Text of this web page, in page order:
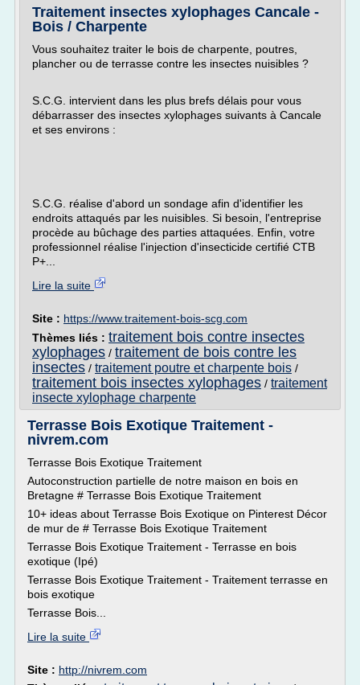
Traitement insectes xylophages Cancale -
Bois / Charpente
Vous souhaitez traiter le bois de charpente, poutres,
plancher ou de terrasse contre les insectes nuisibles ?
S.C.G. intervient dans les plus brefs délais pour vous
débarrasser des insectes xylophages suivants à Cancale
et ses environs :
S.C.G. réalise d'abord un sondage afin d'identifier les
endroits attaqués par les nuisibles. Si besoin, l'entreprise
procède au bûchage des parties attaquées. Enfin, votre
professionnel réalise l'injection d'insecticide certifié CTB
P+...
Lire la suite
Site : https://www.traitement-bois-scg.com
Thèmes liés : traitement bois contre insectes
xylophages / traitement de bois contre les
insectes / traitement poutre et charpente bois /
traitement bois insectes xylophages / traitement
insecte xylophage charpente
Terrasse Bois Exotique Traitement -
nivrem.com
Terrasse Bois Exotique Traitement
Autoconstruction partielle de notre maison en bois en
Bretagne # Terrasse Bois Exotique Traitement
10+ ideas about Terrasse Bois Exotique on Pinterest Décor
de mur de # Terrasse Bois Exotique Traitement
Terrasse Bois Exotique Traitement - Terrasse en bois
exotique (Ipé)
Terrasse Bois Exotique Traitement - Traitement terrasse en
bois exotique
Terrasse Bois...
Lire la suite
Site : http://nivrem.com